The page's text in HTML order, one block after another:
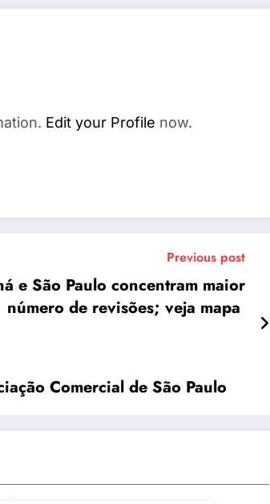
Edit your Profile now.
Previous post
e São Paulo concentram maior
número de revisões; veja mapa
Comercial de São Paulo